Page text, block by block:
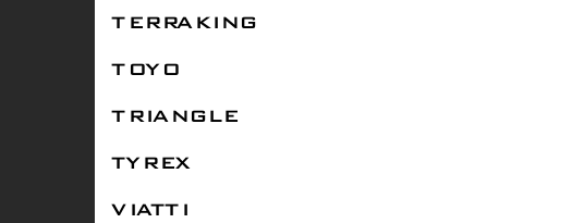
TERRAKING
TOYO
TRIANGLE
TYREX
VIATTI